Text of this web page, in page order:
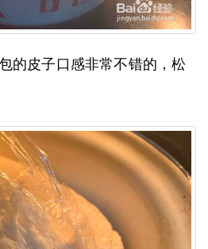
的皮子口感非常不错的，松